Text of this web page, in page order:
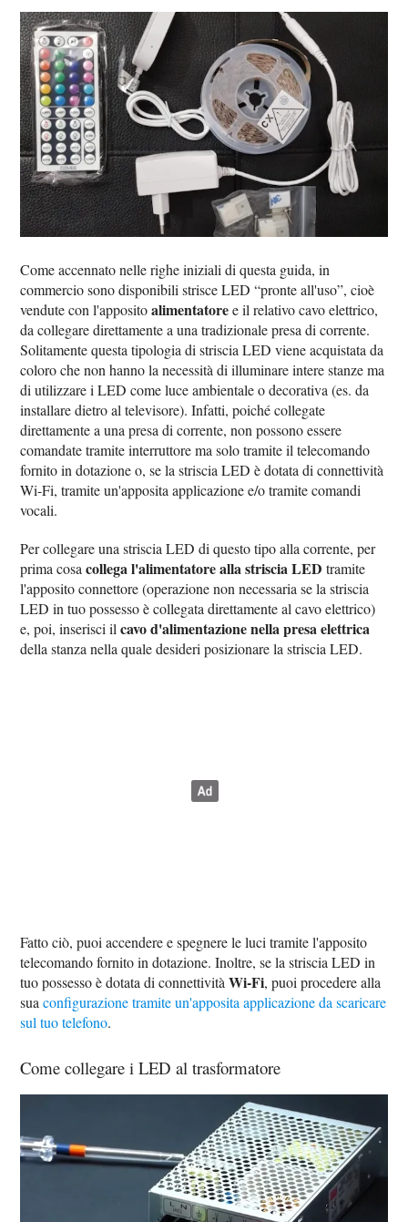
Come accennato nelle righe iniziali di questa guida, in
commercio sono disponibili strisce LED “pronte all'uso”, cioè
vendute con l'appositoalimentatoree il relativo cavo elettrico,
da collegare direttamente a una tradizionale presa di corrente.
Solitamente questa tipologia di striscia LED viene acquistata da
coloro che non hanno la necessità di illuminare intere stanze ma
di utilizzare i LED come luce ambientale o decorativa (es. da
installare dietro al televisore). Infatti, poiché collegate
direttamente a una presa di corrente, non possono essere
comandate tramite interruttore ma solo tramite il telecomando
fornito in dotazione o, se la striscia LED è dotata di connettività
Wi-Fi, tramite un'apposita applicazione e/o tramite comandi
vocali.
Per collegare una striscia LED di questo tipo alla corrente, per
prima cosacollega l'alimentatore alla striscia LED tramite
l'apposito connettore (operazione non necessaria se la striscia
LED in tuo possesso è collegata direttamente al cavo elettrico)
e, poi, inserisci ilcavo d'alimentazione nella presa elettrica
della stanza nella quale desideri posizionare la striscia LED.
Fatto ciò, puoi accendere e spegnere le luci tramite l'apposito
telecomando fornito in dotazione. Inoltre, se la striscia LED in
tuo possesso è dotata di connettivitàWi-Fi, puoi procedere alla
suaconfigurazione tramite un'apposita applicazione da scaricare
sul tuo telefono.
Come collegare i LED al trasformatore